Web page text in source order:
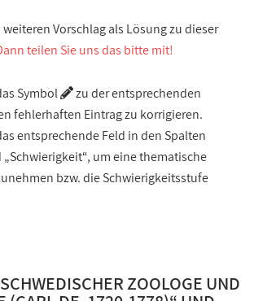
Vorschlag als Lösung zu dieser
teilen Sie uns das bitte mit!
Symbol
zu der entsprechenden
fehlerhaften Eintrag zu korrigieren.
entsprechende Feld in den Spalten
„Schwierigkeit“, um eine thematische
bzw. die Schwierigkeitsstufe
SCHWEDISCHER ZOOLOGE UND